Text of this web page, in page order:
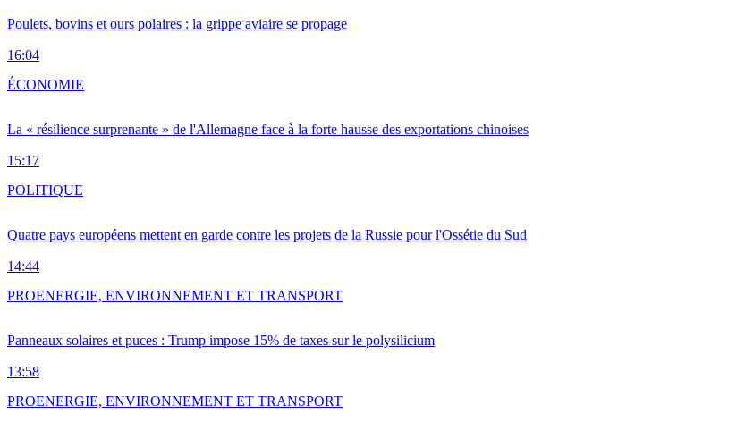
Poulets, bovins et ours polaires : la grippe aviaire se propage
16:04
La « résilience surprenante » de l'Allemagne face à la forte hausse des exportations chinoises
15:17
ÉCONOMIE
Quatre pays européens mettent en garde contre les projets de la Russie pour l'Ossétie du Sud
14:44
POLITIQUE
Panneaux solaires et puces : Trump impose 15% de taxes sur le polysilicium
13:58
PROENERGIE, ENVIRONNEMENT ET TRANSPORT
PROENERGIE, ENVIRONNEMENT ET TRANSPORT